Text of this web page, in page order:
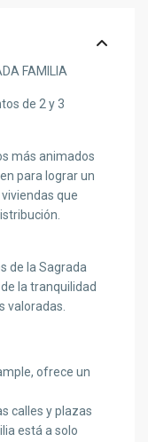
FAMILIA
de 2 y 3
más animados
para lograr un
que
de la Sagrada
la tranquilidad
valoradas.
ofrece un
calles y plazas
está a solo